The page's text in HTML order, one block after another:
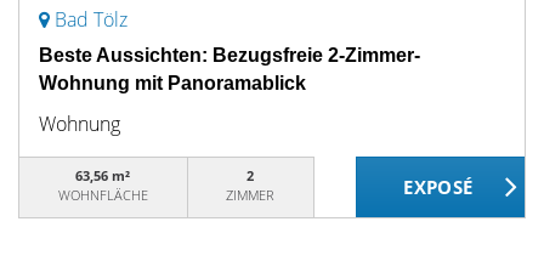
Bad Tölz
Beste Aussichten: Bezugsfreie 2-Zimmer-
Wohnung mit Panoramablick
Wohnung
63,56 m²
WOHNFLÄCHE
2
ZIMMER